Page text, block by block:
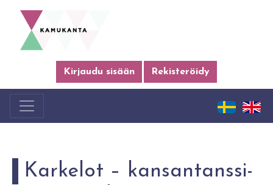
Kirjaudu sisään Rekisteröidy
Karkelot – kansantanssi-